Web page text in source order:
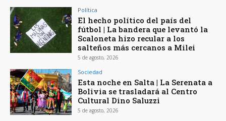
Política
El hecho político del país del
fútbol | La bandera que levantó la
Scaloneta hizo recular a los
salteños más cercanos a Milei
5 de agosto, 2026
Sociedad
Esta noche en Salta | La Serenata a
Bolivia se trasladará al Centro
Cultural Dino Saluzzi
5 de agosto, 2026